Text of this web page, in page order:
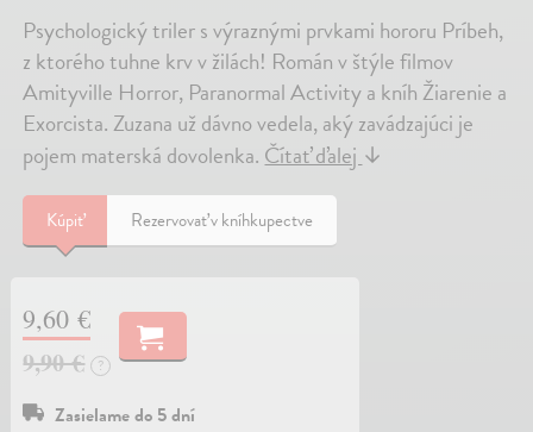
Psychologický triler s výraznými prvkami hororu Príbeh,
z ktorého tuhne krv v žilách! Román v štýle filmov
Amityville Horror, Paranormal Activity a kníh Žiarenie a
Exorcista. Zuzana už dávno vedela, aký zavádzajúci je
pojem materská dovolenka.Čítať ďalej↓
Kúpiť Rezervovať v kníhkupectve
9,60 €
9,90 €
?
Zasielame do 5 dní